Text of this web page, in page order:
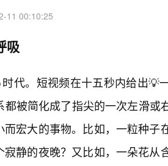
11 00:10:25
吸
代。短视频在十五秒内给出💡
被简化成了指尖的一次左滑或
宏大的事物。比如，一粒种子
静的夜晚？又比如，一朵花从